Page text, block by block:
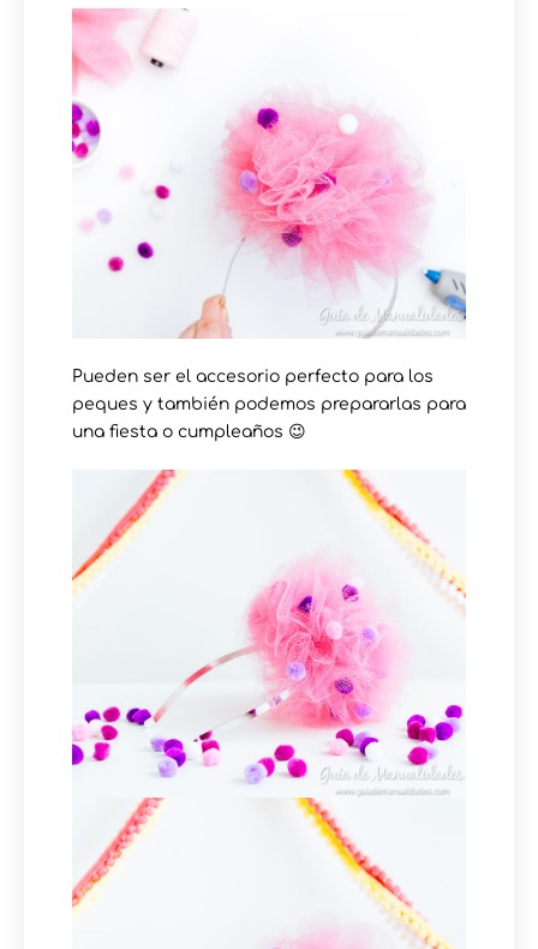
Pueden ser el accesorio perfecto para los
peques y también podemos prepararlas para
una fiesta o cumpleaños 😉